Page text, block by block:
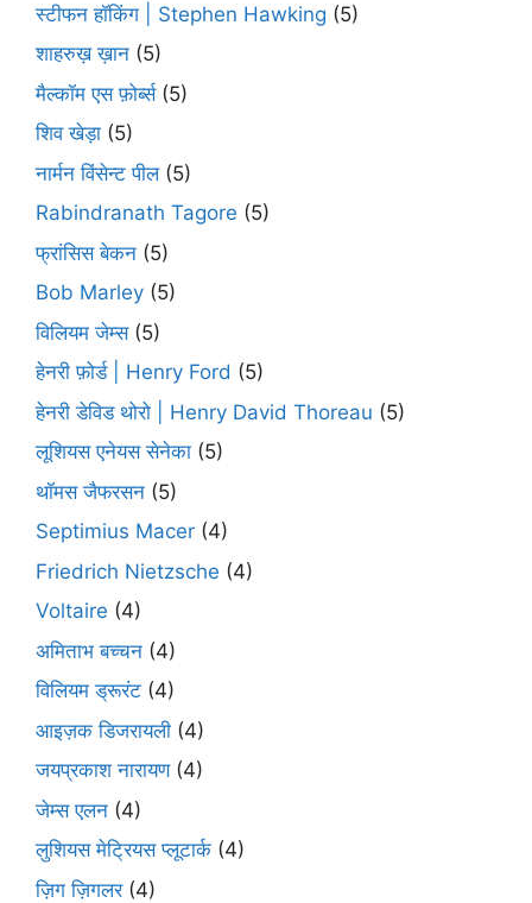
स्टीफन हॉकिंग | Stephen Hawking (5)
शाहरुख़ ख़ान (5)
मैल्कॉम एस फ़ोर्ब्स(5)
शिव खेड़ा (5)
नार्मन विंसेन्ट पील(5)
Rabindranath Tagore (5)
फ्रांसिस बेकन (5)
Bob Marley (5)
विलियम जेम्स(5)
हेनरी फ़ोर्ड | Henry Ford (5)
हेनरी डेविड थोरो | Henry David Thoreau (5)
लूशियस एनेयस सेनेका (5)
थॉमस जैफरसन (5)
Septimius Macer (4)
Friedrich Nietzsche (4)
Voltaire (4)
अमिताभ बच्चन (4)
विलियम ड्रूरंट (4)
आइज़क डिजरायली (4)
जयप्रकाश नारायण(4)
जेम्स एलन (4)
लुशियस मेट्रियस प्लूटार्क (4)
ज़िग ज़िगलर(4)